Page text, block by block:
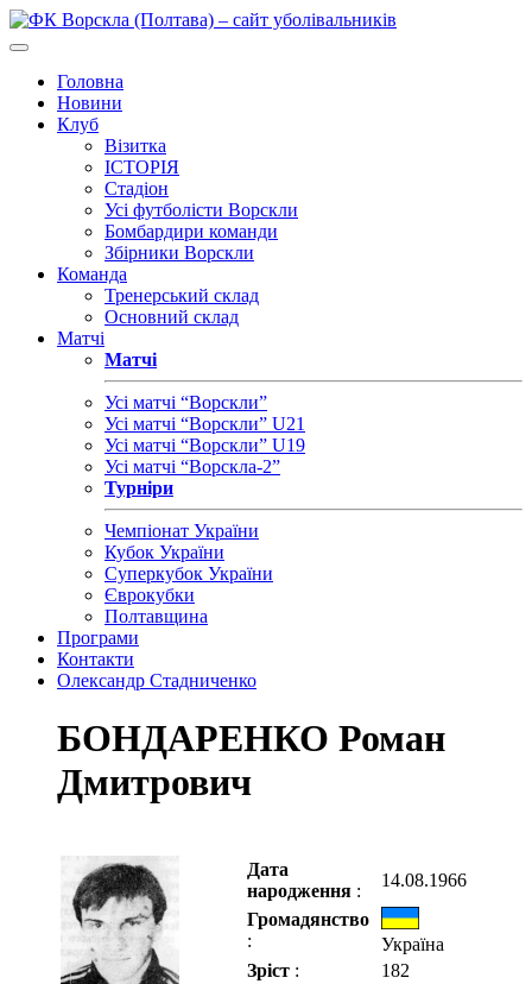
Головна
Новини
Клуб
Візитка
ІСТОРІЯ
Стадіон
Усі футболісти Ворскли
Бомбардири команди
Збірники Ворскли
Команда
Тренерський склад
Основний склад
Матчі
Матчі
Усі матчі “Ворскли”
Усі матчі “Ворскли” U21
Усі матчі “Ворскли” U19
Усі матчі “Ворскла-2”
Турніри
Чемпіонат України
Кубок України
Суперкубок України
Єврокубки
Полтавщина
Програми
Контакти
Олександр Стадниченко
БОНДАРЕНКО Роман
Дмитрович
Дата
народження :
14.08.1966
Громадянство
:
Україна
Зріст :
182